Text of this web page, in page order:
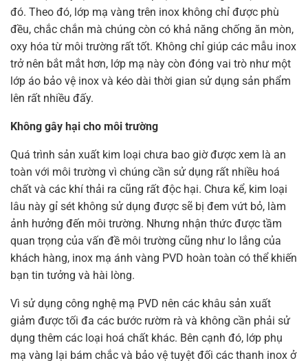
đó. Theo đó, lớp mạ vàng trên inox không chỉ được phù
đều, chắc chắn mà chúng còn có khả năng chống ăn mòn,
oxy hóa từ môi trường rất tốt. Không chỉ giúp các mẫu inox
trở nên bắt mắt hơn, lớp mạ này còn đóng vai trò như một
lớp áo bảo vệ inox và kéo dài thời gian sử dụng sản phẩm
lên rất nhiều đấy.
Không gây hại cho môi trường
Quá trình sản xuất kim loại chưa bao giờ được xem là an
toàn với môi trường vì chúng cần sử dụng rất nhiều hoá
chất và các khí thải ra cũng rất độc hại. Chưa kể, kim loại
lâu này gỉ sét không sử dụng được sẽ bị đem vứt bỏ, làm
ảnh hưởng đến môi trường. Nhưng nhận thức được tầm
quan trọng của vấn đề môi trường cũng như lo lắng của
khách hàng, inox mạ ánh vàng PVD hoàn toàn có thể khiến
bạn tin tưởng và hài lòng.
Vì sử dụng công nghệ mạ PVD nên các khâu sản xuất
giảm được tối đa các bước rườm rà và không cần phải sử
dụng thêm các loại hoá chất khác. Bên cạnh đó, lớp phụ
mạ vàng lại bám chắc và bảo vệ tuyệt đối các thanh inox ở